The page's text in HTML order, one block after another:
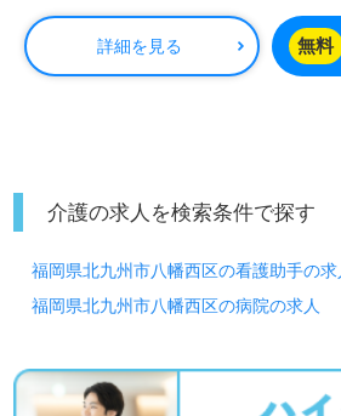
詳細を見る 無料
介護の求人を検索条件で探す
福岡県北九州市八幡西区の看護助手の求
福岡県北九州市八幡西区の病院の求人